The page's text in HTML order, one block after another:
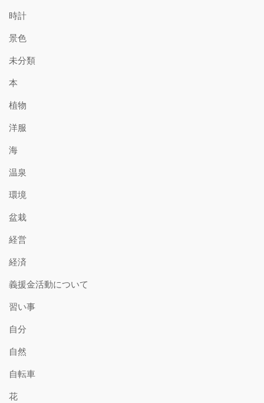
時計
景色
未分類
本
植物
洋服
海
温泉
環境
盆栽
経営
経済
義援金活動について
習い事
自分
自然
自転車
花